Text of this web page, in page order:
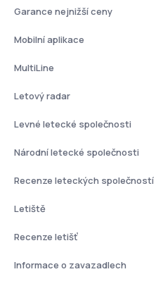
Garance nejnižší ceny
Mobilní aplikace
MultiLine
Letový radar
Levné letecké společnosti
Národní letecké společnosti
Recenze leteckých společností
Letiště
Recenze letišť
Informace o zavazadlech